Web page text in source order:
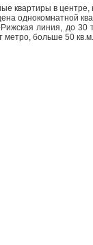
квартиры в центре,
однокомнатной
Рижская линия, до
метро, больше 50